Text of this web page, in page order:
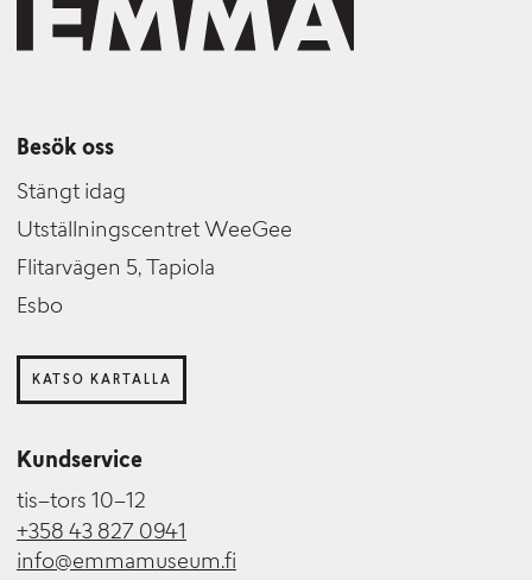
Besök oss
Stängt idag
Utställningscentret WeeGee
Flitarvägen 5, Tapiola
Esbo
KATSO KARTALLA
Kundservice
tis–tors 10–12
+358 43 827 0941
info@emmamuseum.fi